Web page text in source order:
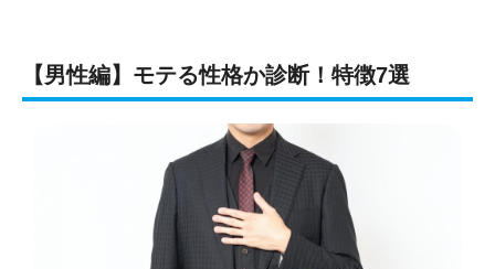
【男性編】モテる性格か診断！特徴7選